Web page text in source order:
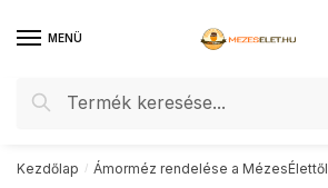
MENÜ
Keresés
Keresés
Kezdőlap / Ámorméz rendelése a MézesÉlettől